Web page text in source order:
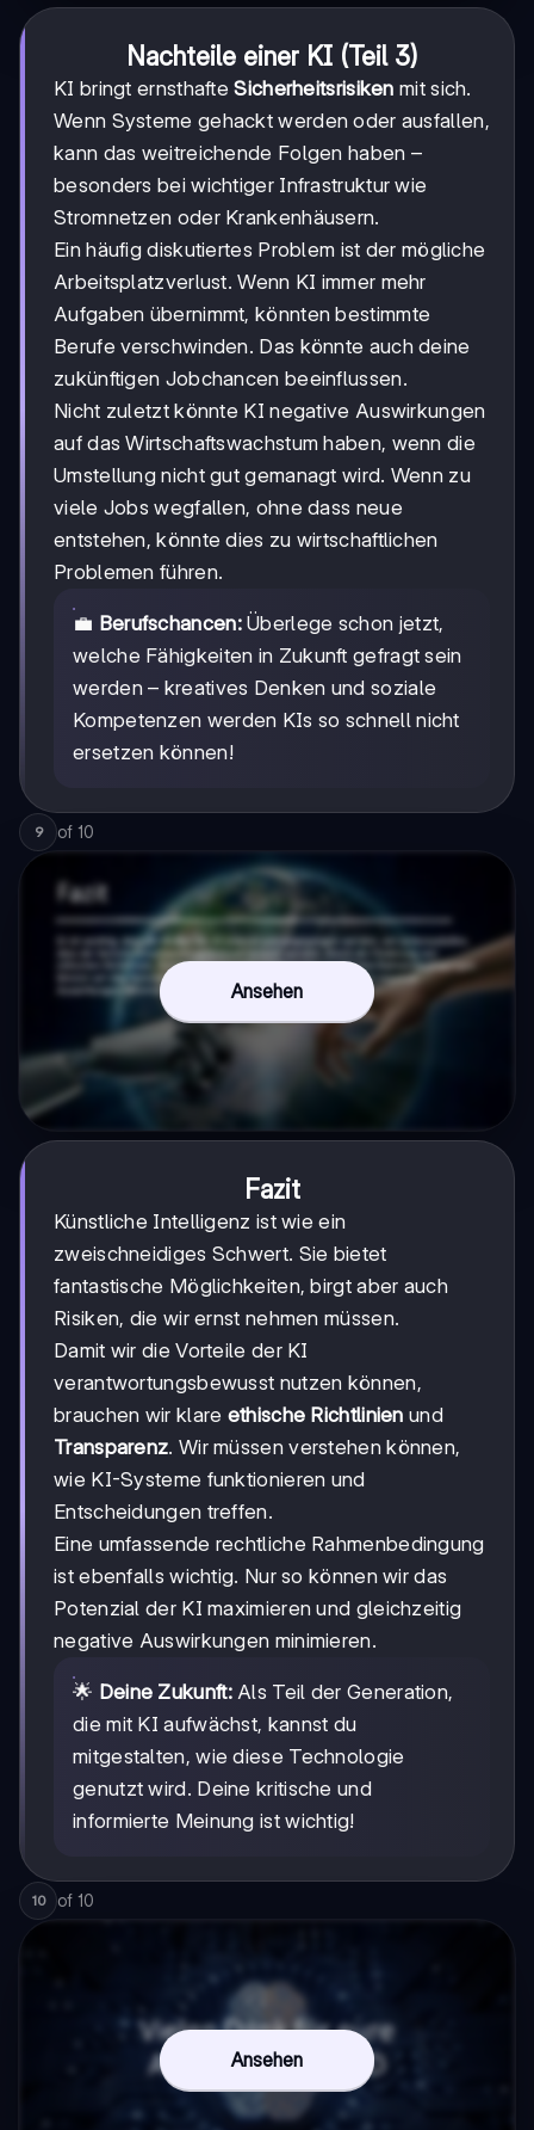
Nachteile einer KI (Teil 3)
KI bringt ernsthafteSicherheitsrisiken mit sich.
Wenn Systeme gehackt werden oder ausfallen,
kann das weitreichende Folgen haben –
besonders bei wichtiger Infrastruktur wie
Stromnetzen oder Krankenhäusern.
Ein häufig diskutiertes Problem ist der mögliche
Arbeitsplatzverlust. Wenn KI immer mehr
Aufgaben übernimmt, könnten bestimmte
Berufe verschwinden. Das könnte auch deine
zukünftigen Jobchancen beeinflussen.
Nicht zuletzt könnte KI negative Auswirkungen
auf das Wirtschaftswachstum haben, wenn die
Umstellung nicht gut gemanagt wird. Wenn zu
viele Jobs wegfallen, ohne dass neue
entstehen, könnte dies zu wirtschaftlichen
Problemen führen.
💼 Berufschancen:Überlege schon jetzt,
welche Fähigkeiten in Zukunft gefragt sein
werden – kreatives Denken und soziale
Kompetenzen werden KIs so schnell nicht
ersetzen können!
9 of 10
Ansehen
Fazit
Künstliche Intelligenz ist wie ein
zweischneidiges Schwert. Sie bietet
fantastische Möglichkeiten, birgt aber auch
Risiken, die wir ernst nehmen müssen.
Damit wir die Vorteile der KI
verantwortungsbewusst nutzen können,
brauchen wir klare ethische Richtlinien und
Transparenz. Wir müssen verstehen können,
wie KI-Systeme funktionieren und
Entscheidungen treffen.
Eine umfassende rechtliche Rahmenbedingung
ist ebenfalls wichtig. Nur so können wir das
Potenzial der KI maximieren und gleichzeitig
negative Auswirkungen minimieren.
🌟 Deine Zukunft:Als Teil der Generation,
die mit KI aufwächst, kannst du
mitgestalten, wie diese Technologie
genutzt wird. Deine kritische und
informierte Meinung ist wichtig!
10 of 10
Ansehen